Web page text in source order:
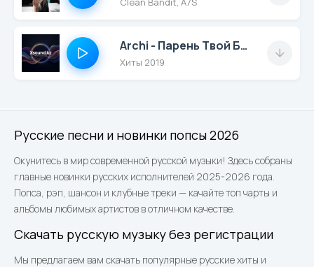
Русские песни и новинки попсы 2026
Окунитесь в мир современной русской музыки! Здесь собраны
главные новинки русских исполнителей 2025-2026 года.
Попса, рэп, шансон и клубные треки — качайте топ чарты и
альбомы любимых артистов в отличном качестве.
Скачать русскую музыку без регистрации
Мы предлагаем вам скачать популярные русские хиты и
Archi - Парень Твой Бандит
Хиты 2019